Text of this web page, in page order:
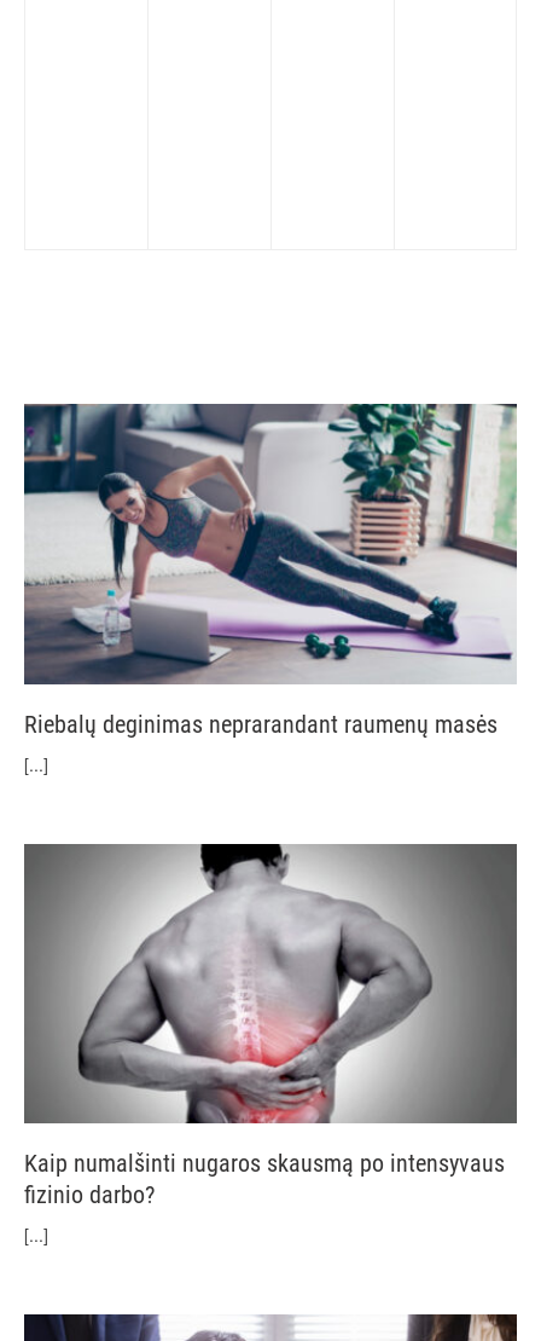
Riebalų deginimas neprarandant raumenų masės
[...]
Kaip numalšinti nugaros skausmą po intensyvaus
fizinio darbo?
[...]